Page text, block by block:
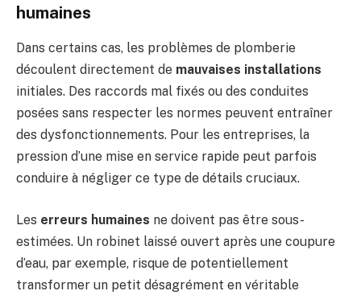
humaines
Dans certains cas, les problèmes de plomberie
découlent directement de mauvaises installations
initiales. Des raccords mal fixés ou des conduites
posées sans respecter les normes peuvent entraîner
des dysfonctionnements. Pour les entreprises, la
pression d’une mise en service rapide peut parfois
conduire à négliger ce type de détails cruciaux.
Les erreurs humaines ne doivent pas être sous-
estimées. Un robinet laissé ouvert après une coupure
d’eau, par exemple, risque de potentiellement
transformer un petit désagrément en véritable